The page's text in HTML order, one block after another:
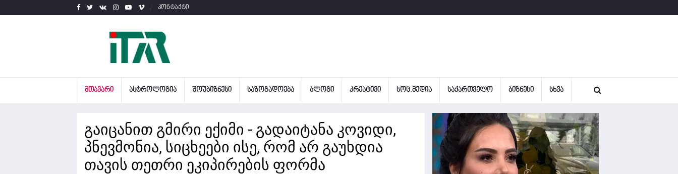
კონტაქტი
ᲛᲗᲐᲕᲐᲠᲘ ᲐᲡᲢᲠᲝᲚᲝᲒᲘᲐ ᲨᲝᲣᲑᲘᲖᲜᲔᲡᲘ ᲡᲐᲖᲝᲒᲐᲓᲝᲔᲑᲐ ᲑᲚᲝᲒᲘ ᲙᲠᲔᲐᲢᲘᲕᲘ ᲡᲝᲪ.ᲛᲔᲓᲘᲐ ᲡᲐᲥᲐᲠᲗᲕᲔᲚᲝ ᲑᲘᲖᲜᲔᲡᲘ ᲡᲮᲕᲐ
გაიცანით გმირი ექიმი - გადაიტანა კოვიდი,
პნევმონია, სიცხეები ისე, რომ არ გაუხდია
თავის თეთრი ეკიპირების ფორმა